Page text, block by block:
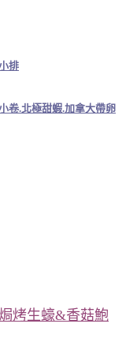
排
卷.北極甜蝦.加拿大帶卵